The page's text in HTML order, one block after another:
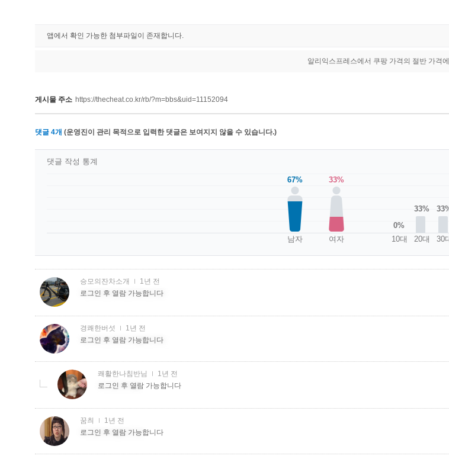
앱에서 확인 가능한 첨부파일이 존재합니다.
알리익스프레스에서 쿠팡 가격의 절반 가격
게시물 주소 https://thecheat.co.kr/rb/?m=bbs&uid=11152094
댓글 4개 (운영진이 관리 목적으로 입력한 댓글은 보여지지 않을 수 있습니다.)
67%
남자
33%
여자
0%
10대
33%
20대 30
댓글 작성 통계